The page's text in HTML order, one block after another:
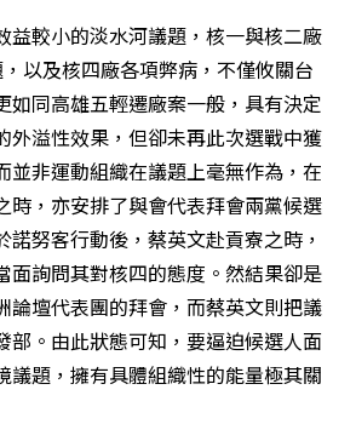
益較小的淡水河議題，核一與核二廠
以及核四廠各項弊病，不僅攸關台
如同高雄五輕遷廠案一般，具有決定
外溢性效果，但卻未再此次選戰中獲
並非運動組織在議題上毫無作為，在
時，亦安排了與會代表拜會兩黨候選
諾努客行動後，蔡英文赴貢寮之時，
面詢問其對核四的態度。然結果卻是
論壇代表團的拜會，而蔡英文則把議
部。由此狀態可知，要逼迫候選人面
議題，擁有具體組織性的能量極其關